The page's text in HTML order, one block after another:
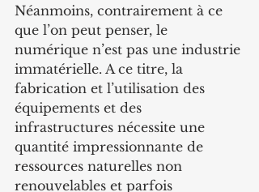
Néanmoins, contrairement à ce
que l’on peut penser, le
numérique n’est pas une industrie
immatérielle. A ce titre, la
fabrication et l’utilisation des
équipements et des
infrastructures nécessite une
quantité impressionnante de
ressources naturelles non
renouvelables et parfois